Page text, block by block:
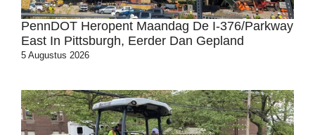
PennDOT Heropent Maandag De I-376/Parkway
East In Pittsburgh, Eerder Dan Gepland
5 Augustus 2026